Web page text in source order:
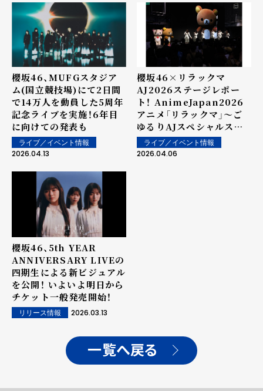
ーランキング」を発表！～
上位ランクイン楽曲は4月
18日（土）より街中・店内で
配信
櫻坂46、MUFGスタジア
ム(国立競技場)にて2日間
で14万人を動員した5周年
記念ライブを実施！6年目
に向けての発表も
ライブ／イベント情報
2026.04.13
櫻坂46×リラックマ
AJ2026ステージレポー
ト！ AnimeJapan2026
アニメ「リラックマ」～ご
ゆるりAJスペシャルステ
ージ～
ライブ／イベント情報
2026.04.06
櫻坂46、5th YEAR
ANNIVERSARY LIVEの
四期生による新ビジュアル
を公開！ いよいよ明日から
チケット一般発売開始！
リリース情報 2026.03.13
一覧へ戻る